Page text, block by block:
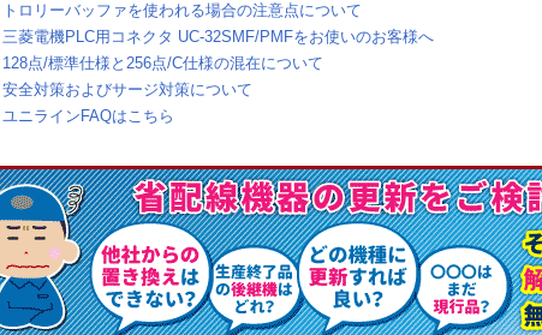
トロリーバッファを使われる場合の注意点について
三菱電機PLC用コネクタ UC-32SMF/PMFをお使いのお客様へ
128点/標準仕様と256点/C仕様の混在について
安全対策およびサージ対策について
ユニラインFAQはこちら